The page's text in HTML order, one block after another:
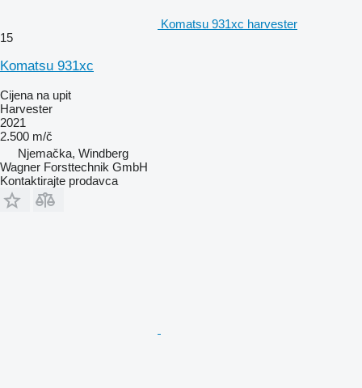
Komatsu 931xc harvester
15
Komatsu 931xc
Cijena na upit
Harvester
2021
2.500 m/č
Njemačka, Windberg
Wagner Forsttechnik GmbH
Kontaktirajte prodavca